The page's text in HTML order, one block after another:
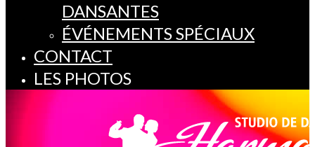
DANSANTES
ÉVÉNEMENTS SPÉCIAUX
CONTACT
LES PHOTOS